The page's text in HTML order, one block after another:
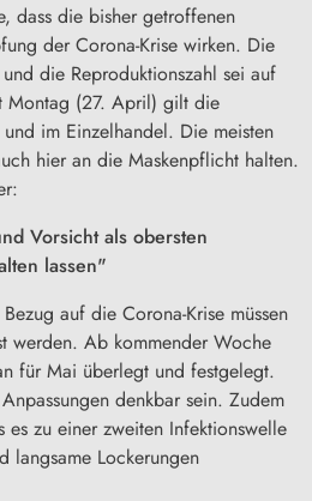
dass die bisher getroffenen
der Corona-Krise wirken. Die
die Reproduktionszahl sei auf
Montag (27. April) gilt die
im Einzelhandel. Die meisten
hier an die Maskenpflicht halten.
Vorsicht als obersten
lassen"
auf die Corona-Krise müssen
werden. Ab kommender Woche
für Mai überlegt und festgelegt.
denkbar sein. Zudem
es zu einer zweiten Infektionswelle
langsame Lockerungen